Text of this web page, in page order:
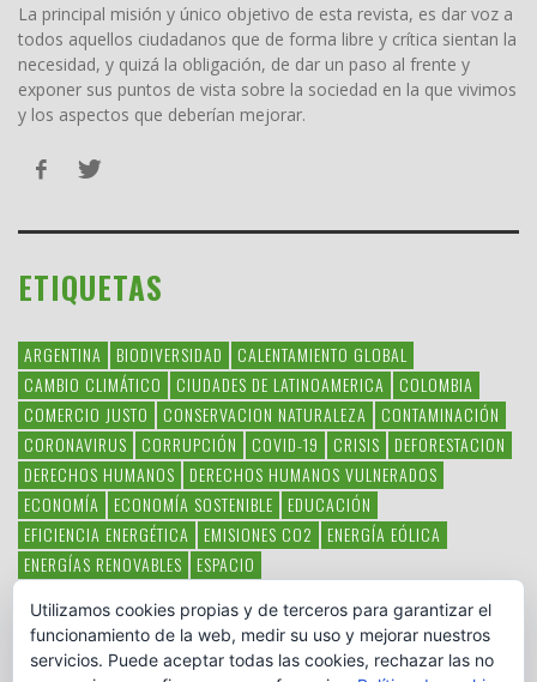
La principal misión y único objetivo de esta revista, es dar voz a
todos aquellos ciudadanos que de forma libre y crítica sientan la
necesidad, y quizá la obligación, de dar un paso al frente y
exponer sus puntos de vista sobre la sociedad en la que vivimos
y los aspectos que deberían mejorar.
ETIQUETAS
ARGENTINA BIODIVERSIDAD
CALENTAMIENTO GLOBAL
CAMBIO CLIMÁTICO
CIUDADES DE LATINOAMERICA
COLOMBIA
COMERCIO JUSTO
CONSERVACION NATURALEZA
CONTAMINACIÓN
CORONAVIRUS
CORRUPCIÓN COVID-19 CRISIS
DEFORESTACION
DERECHOS HUMANOS
DERECHOS HUMANOS VULNERADOS
ECONOMÍA
ECONOMÍA SOSTENIBLE
EDUCACIÓN
EFICIENCIA ENERGÉTICA
EMISIONES CO2
ENERGÍA EÓLICA
ENERGÍAS RENOVABLES
ESPACIO
HAMBRE LATINOAMÉRICA MEDIO AMBIENTE
MÉXICO
OBJETIVOS DEL MILENIO
ONGS PAZ POBREZA POESÍA
POLITICA
Utilizamos cookies propias y de terceros para garantizar el
funcionamiento de la web, medir su uso y mejorar nuestros
servicios. Puede aceptar todas las cookies, rechazar las no